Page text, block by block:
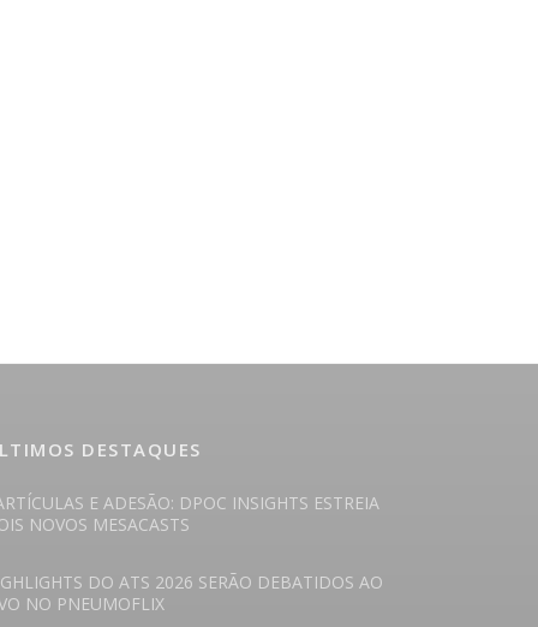
DESTAQUES
E ADESÃO: DPOC INSIGHTS ESTREIA
NOVOS MESACASTS
DO ATS 2026 SERÃO DEBATIDOS AO
NO PNEUMOFLIX